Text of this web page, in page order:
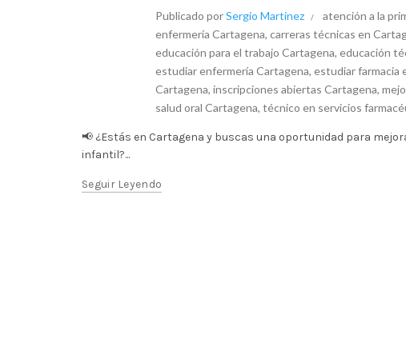
Publicado porSergio Martinez atención a la
enfermería Cartagena, carreras técnicas en
educación para el trabajo Cartagena, educación
estudiar enfermería Cartagena, estudiar farmacia
Cartagena, inscripciones abiertas Cartagena,
salud oral Cartagena, técnico en servicios
📢 ¿Estás en Cartagena y buscas una oportunidad para
infantil?...
Seguir Leyendo